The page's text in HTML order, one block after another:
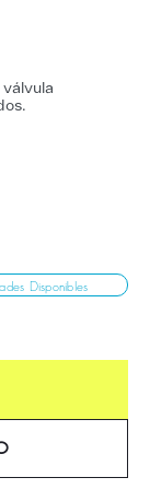
válvula
Disponibles